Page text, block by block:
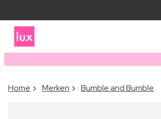
Home Merken Bumble and Bumble